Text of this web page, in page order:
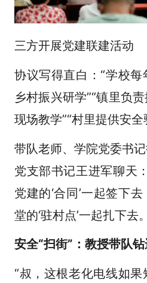
三方开展党建联建活动
协议写得直白：“学校
乡村振兴研学”“镇里负
现场教学”“村里提供安
带队老师、学院党委书
党支部书记王进军聊天
党建的‘合同’一起签下
堂的‘驻村点’一起扎下去
安全“扫街”：教授带队
“叔，这根老化电线如